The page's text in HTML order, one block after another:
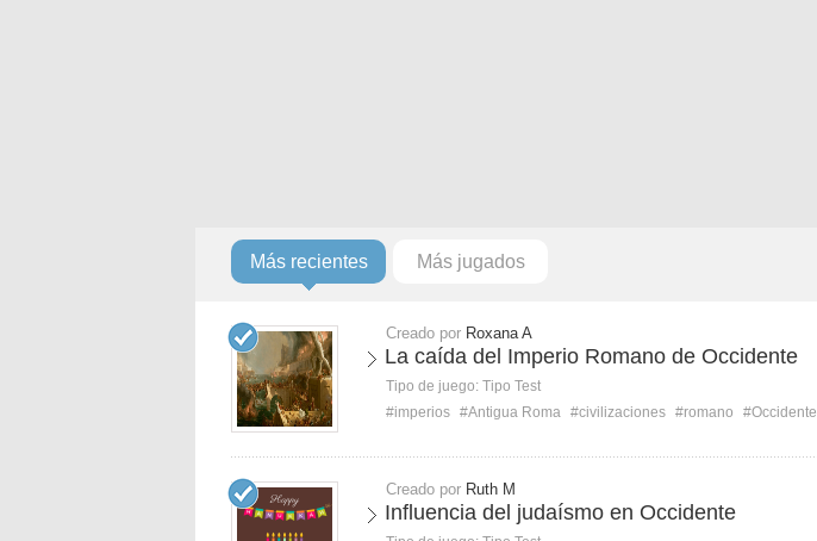
Más recientes Más jugados
Creado por Roxana A
La caída del Imperio Romano de Occidente
Tipo de juego: Tipo Test
#imperios #Antigua Roma #civilizaciones #romano #Occidente
Creado por Ruth M
Influencia del judaísmo en Occidente